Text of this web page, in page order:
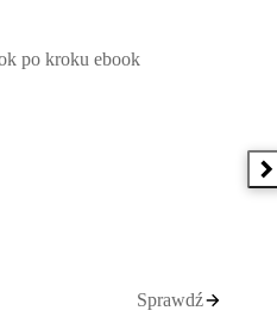
ebook, Patrycja Kubiesa -
po kroku ebook
Sprawdź